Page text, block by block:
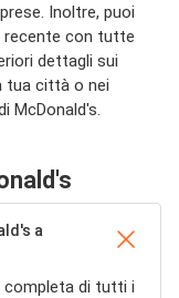
Inoltre, puoi
recente con tutte
dettagli sui
tua città o nei
McDonald's.
a
completa di tutti i